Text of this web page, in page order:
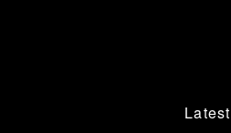
Latest